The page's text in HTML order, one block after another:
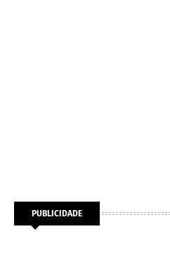
PUBLICIDADE